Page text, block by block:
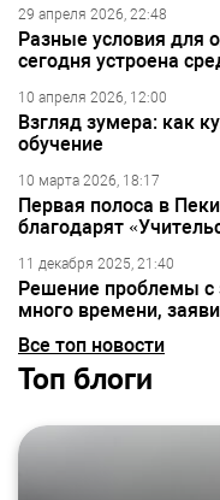
29 апреля 2026, 22:48
Разные условия для
сегодня устроена
10 апреля 2026, 12:00
Взгляд зумера: как
обучение
10 марта 2026, 18:17
Первая полоса в
благодарят
11 декабря 2025, 21:40
Решение проблемы с
много времени,
Все топ новости
Топ блоги